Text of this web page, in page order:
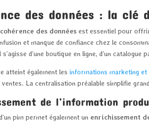
des données : la clé
cohérence des données est essentiel pour
et manque de confiance chez le
s’agisse d’une boutique en ligne, d’un catalogue
atteint également lesinformations marketing et
La centralisation préalable simplifie
de l’information
pim permet également un enrichissement